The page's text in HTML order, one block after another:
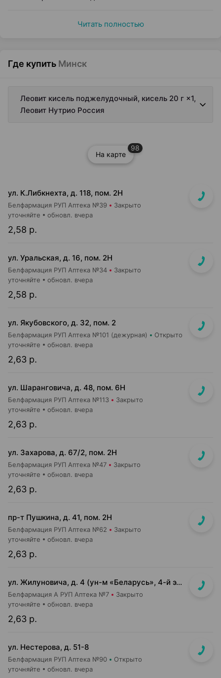
Читать полностью
Где купить Минск
Леовит кисель поджелудочный, кисель 20 г ×1,
Леовит Нутрио Россия
На карте
98
ул. К.Либкнехта, д. 118, пом. 2Н
Белфармация РУП Аптека №39 Закрыто
2,58 р.
уточняйте обновл. вчера
ул. Уральская, д. 16, пом. 2Н
Белфармация РУП Аптека №34 Закрыто
2,58 р.
уточняйте обновл. вчера
ул. Якубовского, д. 32, пом. 2
Белфармация РУП Аптека №101 (дежурная) Открыто
2,63 р.
уточняйте обновл. вчера
ул. Шаранговича, д. 48, пом. 6Н
Белфармация РУП Аптека №113 Закрыто
2,63 р.
уточняйте обновл. вчера
ул. Захарова, д. 67/2, пом. 2Н
Белфармация РУП Аптека №47 Закрыто
2,63 р.
уточняйте обновл. вчера
пр-т Пушкина, д. 41, пом. 2Н
Белфармация РУП Аптека №62 Закрыто
2,63 р.
уточняйте обновл. вчера
ул. Жилуновича, д. 4 (ун-м «Беларусь», 4-й этаж)
Белфармация А РУП Аптека №7 Закрыто
2,63 р.
уточняйте обновл. вчера
ул. Нестерова, д. 51-8
Белфармация РУП Аптека №90 Открыто
уточняйте обновл. вчера